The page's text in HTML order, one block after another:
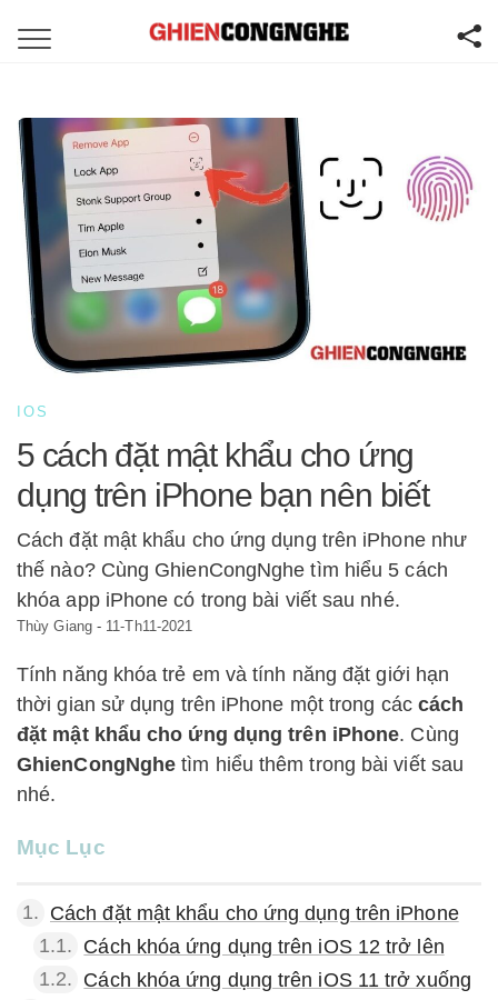
IOS
5 cách đặt mật khẩu cho ứng
dụng trên iPhone bạn nên biết
Cách đặt mật khẩu cho ứng dụng trên iPhone như
thế nào? Cùng GhienCongNghe tìm hiểu 5 cách
khóa app iPhone có trong bài viết sau nhé.
Thùy Giang- 11-Th11-2021
Tính năng khóa trẻ em và tính năng đặt giới hạn
thời gian sử dụng trên iPhone một trong các cách
đặt mật khẩu cho ứng dụng trên iPhone. Cùng
GhienCongNghe tìm hiểu thêm trong bài viết sau
nhé.
Mục Lục
1. Cách đặt mật khẩu cho ứng dụng trên iPhone
1.1. Cách khóa ứng dụng trên iOS 12 trở lên
1.2. Cách khóa ứng dụng trên iOS 11 trở xuống